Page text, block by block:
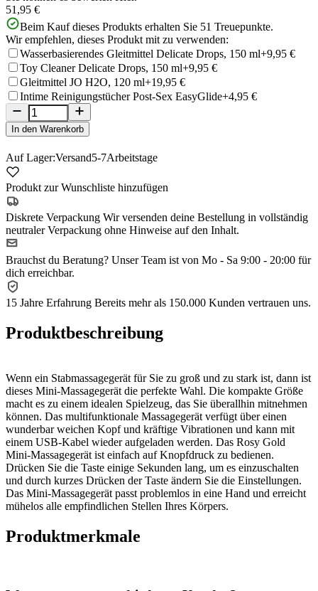
51,95 €
Beim Kauf dieses Produkts erhalten Sie 51 Treuepunkte.
Wir empfehlen, dieses Produkt mit zu verwenden:
Wasserbasierendes Gleitmittel Delicate Drops, 150 ml+9,95 €
Toy Cleaner Delicate Drops, 150 ml+9,95 €
Gleitmittel JO H2O, 120 ml+19,95 €
Intime Reinigungstücher Post-Sex EasyGlide+4,95 €
In den Warenkorb
Auf Lager:Versand5-7Arbeitstage
Produkt zur Wunschliste hinzufügen
Diskrete Verpackung Wir versenden deine Bestellung in vollständig
neutraler Verpackung ohne Hinweise auf den Inhalt.
Brauchst du Beratung? Unser Team ist von Mo - Sa 9:00 - 20:00 für
dich erreichbar.
15 Jahre Erfahrung Bereits mehr als 150.000 Kunden vertrauen uns.
Produktbeschreibung
Wenn ein Stabmassagegerät für Sie zu groß und zu stark ist, dann ist
dieses Mini-Massagegerät die perfekte Wahl. Die kompakte Größe
macht es zu einem idealen Spielzeug, das Sie überallhin mitnehmen
können. Das multifunktionale Massagegerät verfügt über einen
wunderbar weichen Kopf und kräftige Vibrationen und kann mit
einem USB-Kabel wieder aufgeladen werden. Das Rosy Gold
Mini-Massagegerät ist einfach auf Knopfdruck zu bedienen.
Drücken Sie die Taste einige Sekunden lang, um es einzuschalten
und durch kurzes Drücken der Taste ändern Sie die Einstellungen.
Das Mini-Massagegerät passt problemlos in eine Hand und erreicht
mühelos alle empfindlichen Stellen Ihres Körpers.
Produktmerkmale